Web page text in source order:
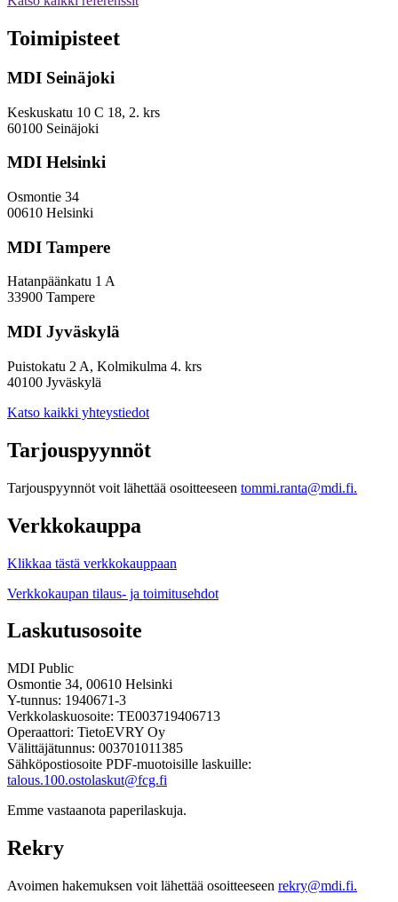
ja
arviointityö
Toimipisteet
MDI Seinäjoki
Keskuskatu 10 C 18, 2. krs
60100 Seinäjoki
MDI Helsinki
Osmontie 34
00610 Helsinki
MDI Tampere
Hatanpäänkatu 1 A
33900 Tampere
MDI Jyväskylä
Puistokatu 2 A, Kolmikulma 4. krs
40100 Jyväskylä
Katso kaikki yhteystiedot
Tarjouspyynnöt
Tarjouspyynnöt voit lähettää osoitteeseen tommi.ranta@mdi.fi.
Verkkokauppa
Klikkaa tästä verkkokauppaan
Verkkokaupan tilaus- ja toimitusehdot
Laskutusosoite
MDI Public
Osmontie 34, 00610 Helsinki
Y-tunnus: 1940671-3
Verkkolaskuosoite: TE003719406713
Operaattori: TietoEVRY Oy
Välittäjätunnus: 003701011385
Sähköpostiosoite PDF-muotoisille laskuille:
talous.100.ostolaskut@fcg.fi
Emme vastaanota paperilaskuja.
Rekry
Avoimen hakemuksen voit lähettää osoitteeseen rekry@mdi.fi.